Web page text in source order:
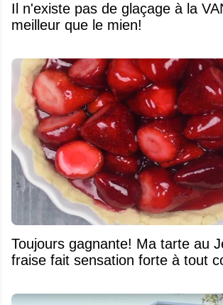
Il n'existe pas de glaçage à la
meilleur que le mien!
Toujours gagnante! Ma tarte au
fraise fait sensation forte à tout